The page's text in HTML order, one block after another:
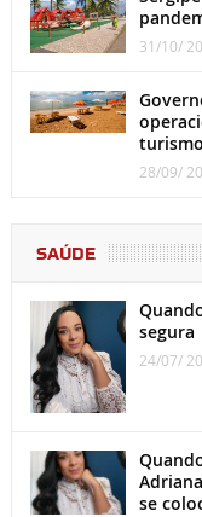
31/10/
28/09/
SAÚDE
segura
24/07/
se